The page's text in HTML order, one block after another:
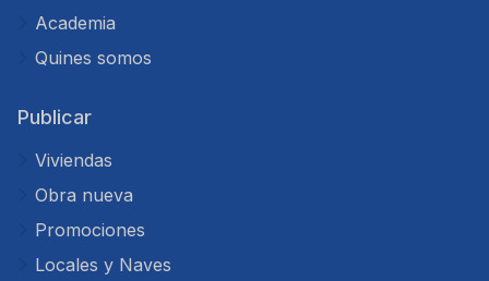
Academia
Quines somos
Publicar
Viviendas
Obra nueva
Promociones
Locales y Naves